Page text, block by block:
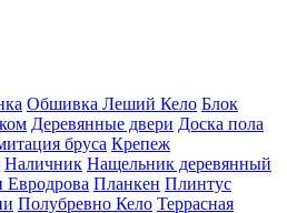
Обшивка Леший Кело Блок
Деревянные двери Доска пола
бруса Крепеж
Наличник Нащельник деревянный
Евродрова Планкен Плинтус
Полубревно Кело Террасная